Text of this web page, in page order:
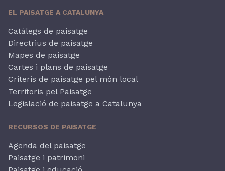
EL PAISATGE A CATALUNYA
Catàlegs de paisatge
Directrius de paisatge
Mapes de paisatge
Cartes i plans de paisatge
Criteris de paisatge pel món local
Territoris pel Paisatge
Legislació de paisatge a Catalunya
RECURSOS DE PAISATGE
Agenda del paisatge
Paisatge i patrimoni